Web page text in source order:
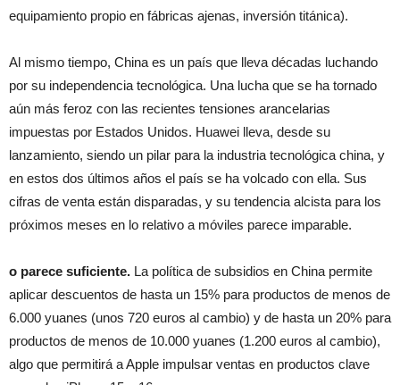
equipamiento propio en fábricas ajenas, inversión titánica).
Al mismo tiempo, China es un país que lleva décadas luchando
por su independencia tecnológica. Una lucha que se ha tornado
aún más feroz con las recientes tensiones arancelarias
impuestas por Estados Unidos. Huawei lleva, desde su
lanzamiento, siendo un pilar para la industria tecnológica china, y
en estos dos últimos años el país se ha volcado con ella. Sus
cifras de venta están disparadas, y su tendencia alcista para los
próximos meses en lo relativo a móviles parece imparable.
o parece suficiente. La política de subsidios en China permite
aplicar descuentos de hasta un 15% para productos de menos de
6.000 yuanes (unos 720 euros al cambio) y de hasta un 20% para
productos de menos de 10.000 yuanes (1.200 euros al cambio),
algo que permitirá a Apple impulsar ventas en productos clave